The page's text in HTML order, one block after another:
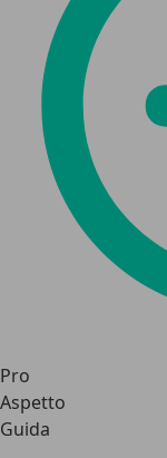
Pro
Aspetto
Guida